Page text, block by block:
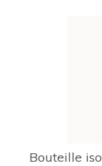
Bouteille